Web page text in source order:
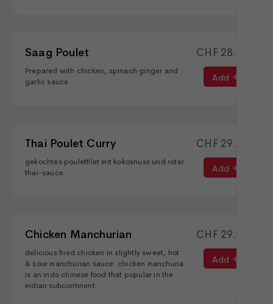
Saag Poulet
Prepared with chicken, spinach ginger and
garlic sauce
CHF28.90
Add
Thai Poulet Curry
gekochtes pouletfilet mit kokosnuss und roter
thai-sauce
CHF29.50
Add
Chicken Manchurian
delicious fried chicken in slightly sweet, hot
& sour manchurian sauce. chicken manchuria
is an indo chinese food that popular in the
indian subcontinent.
CHF29.90
Add